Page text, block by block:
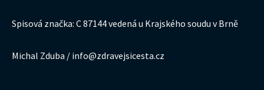
Spisová značka: C 87144 vedená u Krajského soudu v Brně
Michal Zduba / info@zdravejsicesta.cz